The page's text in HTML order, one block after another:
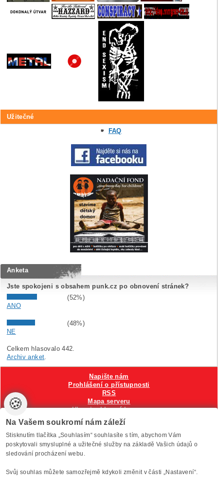
Užitečné
FAQ
Anketa
Jste spokojeni s obsahem punk.cz po obnovení stránek?
(52%)
ANO
(48%)
NE
Celkem hlasovalo 442.
Archiv anket.
VytvořiloAnawe , provozuje Anawe a Špína
Napište nám
Prohlášení o přístupnosti
RSS
Mapa serveru
Hlavni reklamní banner
Nastavení cookies
🍪
Na Vašem soukromí nám záleží
Stisknutím tlačítka „Souhlasím“ souhlasíte s tím, abychom Vám
poskytovali smysluplné a užitečné služby na základě Vašich údajů o
sledování procházení webu.
Svůj souhlas můžete samozřejmě kdykoli změnit v části „Nastavení“.